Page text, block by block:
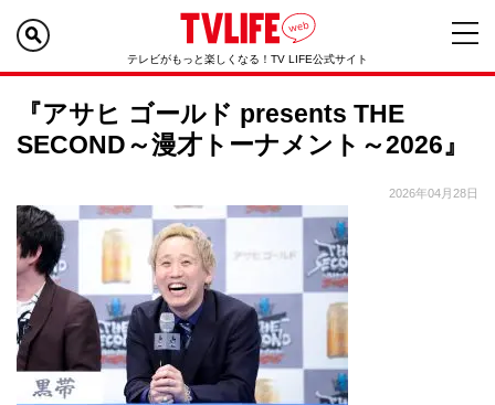
テレビがもっと楽しくなる！TV LIFE公式サイト
『アサヒ ゴールド presents THE
SECOND～漫才トーナメント～2026』
2026年04月28日